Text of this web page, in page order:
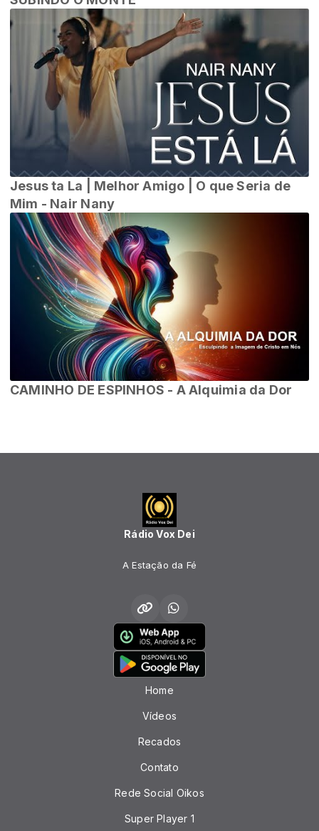
Jesus ta La | Melhor Amigo | O que Seria de
Mim - Nair Nany
CAMINHO DE ESPINHOS - A Alquimia da Dor
Rádio Vox Dei
A Estação da Fé
Home
Vídeos
Recados
Contato
Rede Social Oikos
Super Player 1